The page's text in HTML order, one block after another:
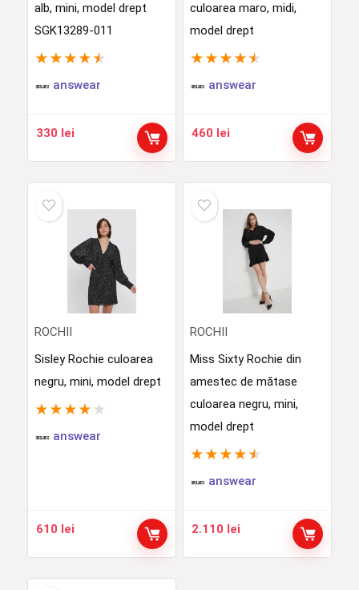
alb, mini, model drept
SGK13289-011
★ ★ ★ ★ ★
answear
330 lei
culoarea maro, midi,
model drept
★ ★ ★ ★ ★
answear
460 lei
ROCHII
Sisley Rochie culoarea
negru, mini, model drept
★ ★ ★ ★ ★
answear
610 lei
ROCHII
Miss Sixty Rochie din
amestec de mătase
culoarea negru, mini,
model drept
★ ★ ★ ★ ★
answear
2.110 lei